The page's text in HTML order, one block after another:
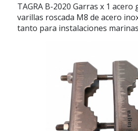
TAGRA B-2020 Garras x 1 acero
varillas roscada M8 de acero
tanto para instalaciones